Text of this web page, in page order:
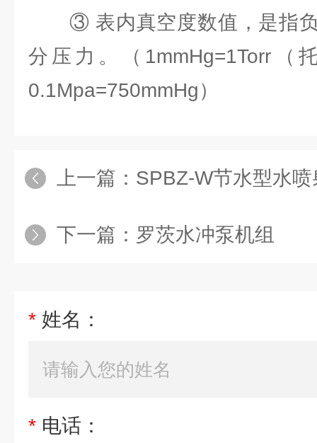
③ 表内真空度数值，是指负
分压力。（1mmHg=1Torr（
0.1Mpa=750mmHg）
上一篇： SPBZ-W节水型水
下一篇： 罗茨水冲泵机组
* 姓名：
* 电话：